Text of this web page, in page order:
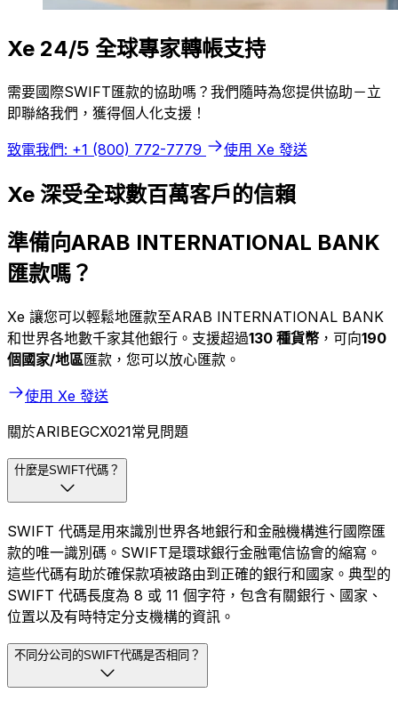
Xe 24/5 全球專家轉帳支持
需要國際SWIFT匯款的協助嗎？我們隨時為您提供協助－立
即聯絡我們，獲得個人化支援！
致電我們: +1 (800) 772-7779 使用 Xe 發送
Xe 深受全球數百萬客戶的信賴
準備向ARAB INTERNATIONAL BANK
匯款嗎？
Xe 讓您可以輕鬆地匯款至ARAB INTERNATIONAL BANK
和世界各地數千家其他銀行。支援超過130 種貨幣 ，可向190
個國家/地區匯款，您可以放心匯款。
使用 Xe 發送
關於ARIBEGCX021常見問題
什麼是SWIFT代碼？
SWIFT 代碼是用來識別世界各地銀行和金融機構進行國際匯
款的唯一識別碼。SWIFT是環球銀行金融電信協會的縮寫。
這些代碼有助於確保款項被路由到正確的銀行和國家。典型的
SWIFT 代碼長度為 8 或 11 個字符，包含有關銀行、國家、
位置以及有時特定分支機構的資訊。
不同分公司的SWIFT代碼是否相同？